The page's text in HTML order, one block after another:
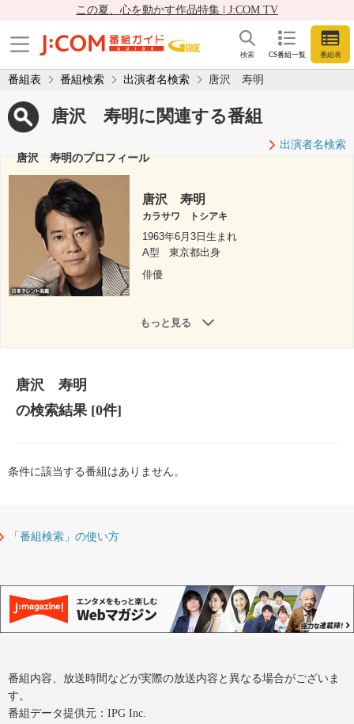
この夏、心を動かす作品特集 | J:COM TV
CS番組一覧 番組表
検索
番組表 番組検索 出演者名検索 唐沢 寿明
唐沢 寿明に関連する番組
出演者名検索
唐沢 寿明のプロフィール
唐沢 寿明
カラサワ トシアキ
1963年6月3日生まれ
A型
東京都出身
俳優
もっと見る
唐沢 寿明
の検索結果[0件]
条件に該当する番組はありません。
「番組検索」の使い方
番組内容、放送時間などが実際の放送内容と異なる場合がございま
す。
番組データ提供元：IPG Inc.